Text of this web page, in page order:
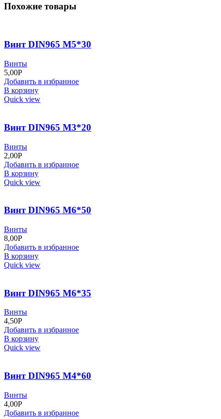
Похожие товары
Винт DIN965 М5*30
Винты
5,00Р
Добавить в избранное
В корзину
Quick view
Винт DIN965 М3*20
Винты
2,00Р
Добавить в избранное
В корзину
Quick view
Винт DIN965 М6*50
Винты
8,00Р
Добавить в избранное
В корзину
Quick view
Винт DIN965 М6*35
Винты
4,50Р
Добавить в избранное
В корзину
Quick view
Винт DIN965 М4*60
Винты
4,00Р
Добавить в избранное